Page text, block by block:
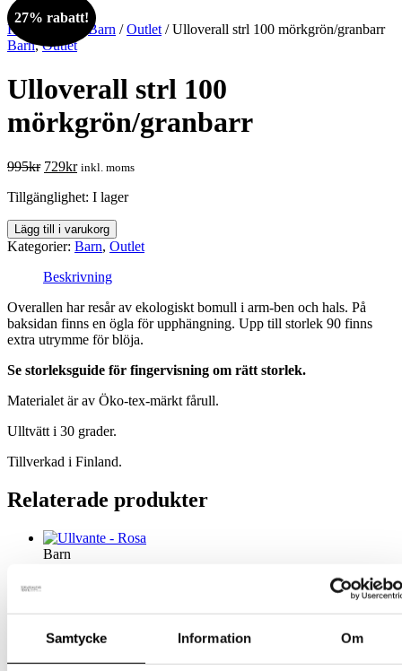
Samtycke Information Om
27% rabatt!
Hem Barn /Outlet / Ulloverall strl 100 mörkgrön/granbarr
Barn,Outlet
Ulloverall strl 100
mörkgrön/granbarr
995kr Det
priset
995kr.
729krDet
priset
729kr.
inkl. moms
Tillgänglighet: I lager
Ulloverall
strl
mörkgrön/granbarr
Lägg till i varukorg
Kategorier: Barn, Outlet
Beskrivning
Overallen har resår av ekologiskt bomull i arm-ben och hals. På
baksidan finns en ögla för upphängning. Upp till storlek 90 finns
extra utrymme för blöja.
Se storleksguide för fingervisning om rätt storlek.
Materialet är av Öko-tex-märkt fårull.
Ulltvätt i 30 grader.
Tillverkad i Finland.
Relaterade produkter
Barn
209 kr inkl. moms Välj alternativ
Den
här
produkten
Barn